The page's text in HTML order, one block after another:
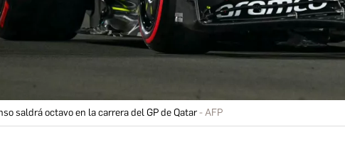
saldrá octavo en la carrera del GP de Qatar AFP